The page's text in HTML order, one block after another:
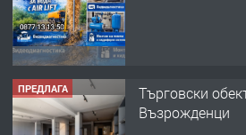
ПРЕДЛАГА
Възрожденци